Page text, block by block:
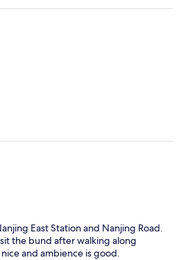
East Station and Nanjing Road.
the bund after walking along
and ambience is good.